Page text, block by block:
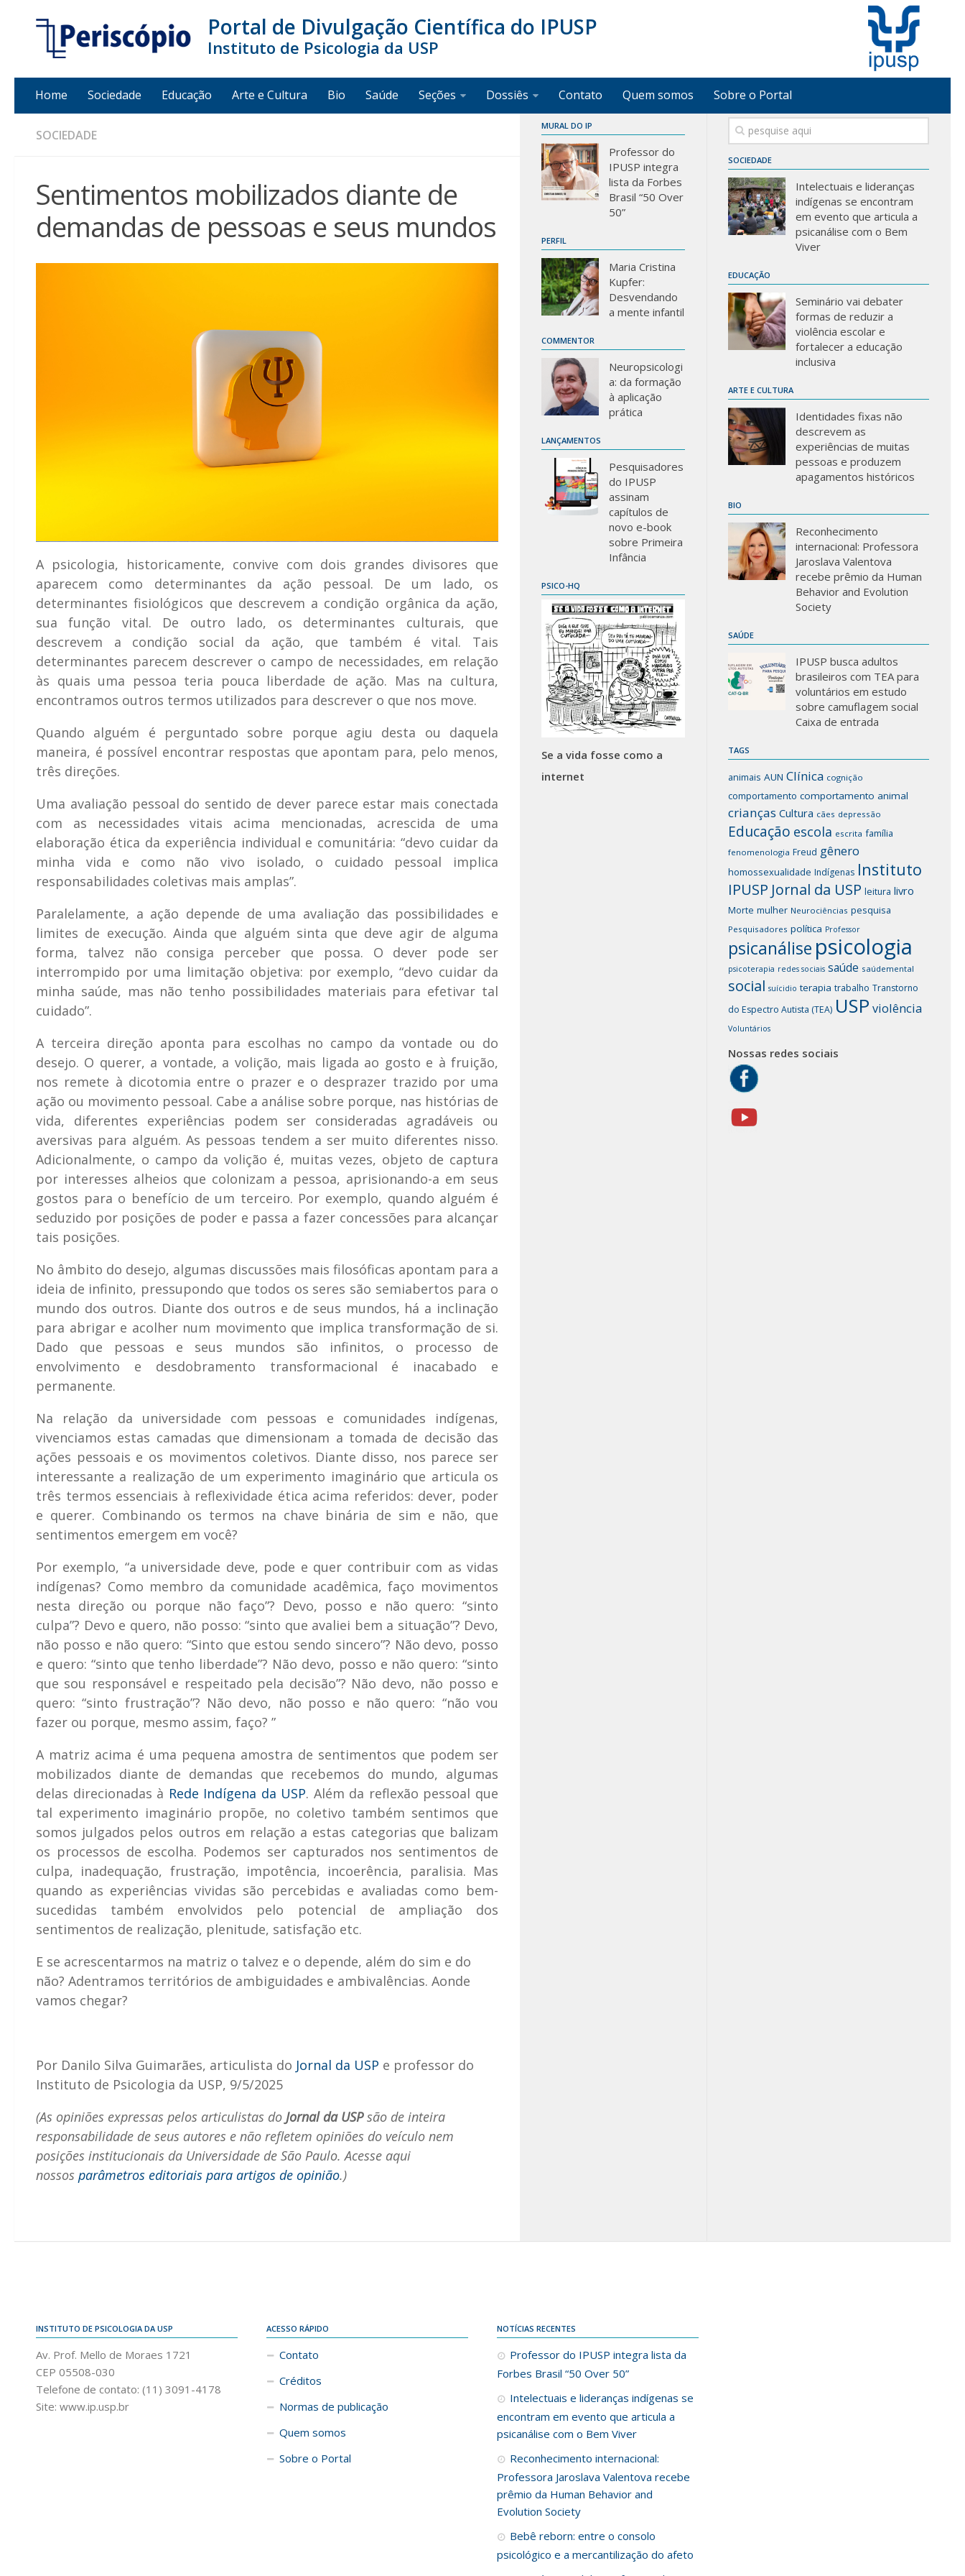
Portal de Divulgação Científica do IPUSP
Instituto de Psicologia da USP
Home Sociedade Educação Arte e Cultura Bio Saúde Seções Dossiês Contato Quem somos Sobre o Portal
SOCIEDADE
Sentimentos mobilizados diante de
demandas de pessoas e seus mundos
A psicologia, historicamente, convive com dois grandes divisores que
aparecem como determinantes da ação pessoal. De um lado, os
determinantes fisiológicos que descrevem a condição orgânica da ação,
sua função vital. De outro lado, os determinantes culturais, que
descrevem a condição social da ação, que também é vital. Tais
determinantes parecem descrever o campo de necessidades, em relação
às quais uma pessoa teria pouca liberdade de ação. Mas na cultura,
encontramos outros termos utilizados para descrever o que nos move.
Quando alguém é perguntado sobre porque agiu desta ou daquela
maneira, é possível encontrar respostas que apontam para, pelo menos,
três direções.
Uma avaliação pessoal do sentido de dever parece estar mais conectada
com as necessidades vitais acima mencionadas, acrescida de uma
elaboração ética da experiência individual e comunitária: “devo cuidar da
minha vida e como não vivo isolado, o cuidado pessoal implica
responsabilidades coletivas mais amplas”.
Paralelamente, a ação depende de uma avaliação das possibilidades e
limites de execução. Ainda que alguém sinta que deve agir de alguma
forma, talvez não consiga perceber que possa. O dever pode ser
interrompido por uma limitação objetiva: por exemplo, “devo cuidar da
minha saúde, mas não tenho possibilidades materiais para efetivar tal
cuidado”.
A terceira direção aponta para escolhas no campo da vontade ou do
desejo. O querer, a vontade, a volição, mais ligada ao gosto e à fruição,
nos remete à dicotomia entre o prazer e o desprazer trazido por uma
ação ou movimento pessoal. Cabe a análise sobre porque, nas histórias de
vida, diferentes experiências podem ser consideradas agradáveis ou
aversivas para alguém. As pessoas tendem a ser muito diferentes nisso.
Adicionalmente, o campo da volição é, muitas vezes, objeto de captura
por interesses alheios que colonizam a pessoa, aprisionando-a em seus
gostos para o benefício de um terceiro. Por exemplo, quando alguém é
seduzido por posições de poder e passa a fazer concessões para alcançar
tais posições.
No âmbito do desejo, algumas discussões mais filosóficas apontam para a
ideia de infinito, pressupondo que todos os seres são semiabertos para o
mundo dos outros. Diante dos outros e de seus mundos, há a inclinação
para abrigar e acolher num movimento que implica transformação de si.
Dado que pessoas e seus mundos são infinitos, o processo de
envolvimento e desdobramento transformacional é inacabado e
permanente.
Na relação da universidade com pessoas e comunidades indígenas,
vivenciamos estas camadas que dimensionam a tomada de decisão das
ações pessoais e os movimentos coletivos. Diante disso, nos parece ser
interessante a realização de um experimento imaginário que articula os
três termos essenciais à reflexividade ética acima referidos: dever, poder
e querer. Combinando os termos na chave binária de sim e não, que
sentimentos emergem em você?
Por exemplo, “a universidade deve, pode e quer contribuir com as vidas
indígenas? Como membro da comunidade acadêmica, faço movimentos
nesta direção ou porque não faço”? Devo, posso e não quero: “sinto
culpa”? Devo e quero, não posso: “sinto que avaliei bem a situação”? Devo,
não posso e não quero: “Sinto que estou sendo sincero”? Não devo, posso
e quero: “sinto que tenho liberdade”? Não devo, posso e não quero: “sinto
que sou responsável e respeitado pela decisão”? Não devo, não posso e
quero: “sinto frustração”? Não devo, não posso e não quero: “não vou
fazer ou porque, mesmo assim, faço? ”
A matriz acima é uma pequena amostra de sentimentos que podem ser
mobilizados diante de demandas que recebemos do mundo, algumas
delas direcionadas à Rede Indígena da USP. Além da reflexão pessoal que
tal experimento imaginário propõe, no coletivo também sentimos que
somos julgados pelos outros em relação a estas categorias que balizam
os processos de escolha. Podemos ser capturados nos sentimentos de
culpa, inadequação, frustração, impotência, incoerência, paralisia. Mas
quando as experiências vividas são percebidas e avaliadas como bem-
sucedidas também envolvidos pelo potencial de ampliação dos
sentimentos de realização, plenitude, satisfação etc.
E se acrescentarmos na matriz o talvez e o depende, além do sim e do
não? Adentramos territórios de ambiguidades e ambivalências. Aonde
vamos chegar?
Por Danilo Silva Guimarães, articulista do Jornal da USP e professor do
Instituto de Psicologia da USP, 9/5/2025
(As opiniões expressas pelos articulistas do Jornal da USPsão de inteira
responsabilidade de seus autores e não refletem opiniões do veículo nem
posições institucionais da Universidade de São Paulo. Acesse aqui
nossos parâmetros editoriais para artigos de opinião.)
SOCIEDADE
Intelectuais e lideranças
indígenas se encontram
em evento que articula a
psicanálise com o Bem
Viver
EDUCAÇÃO
Seminário vai debater
formas de reduzir a
violência escolar e
fortalecer a educação
inclusiva
ARTE E CULTURA
Identidades fixas não
descrevem as
experiências de muitas
pessoas e produzem
apagamentos históricos
BIO
Reconhecimento
internacional: Professora
Jaroslava Valentova
recebe prêmio da Human
Behavior and Evolution
Society
SAÚDE
IPUSP busca adultos
brasileiros com TEA para
voluntários em estudo
sobre camuflagem social
Caixa de entrada
TAGS
animais AUN Clínica cognição
comportamento comportamento animal
crianças Cultura cães depressão
Educação escola escrita família
fenomenologia Freud gênero
homossexualidade Indígenas Instituto
IPUSP Jornal da USP leitura livro
Morte mulher Neurociências pesquisa
Pesquisadores política Professor
psicanálise psicologia
psicoterapia redes sociais saúde saúdemental
social suícidio terapia trabalho Transtorno
do Espectro Autista (TEA) USP violência
Voluntários
Nossas redes sociais
MURAL DO IP
Professor do
IPUSP integra
lista da Forbes
Brasil “50 Over
50”
PERFIL
Maria Cristina
Kupfer:
Desvendando
a mente infantil
COMMENTOR
Neuropsicologi
a: da formação
à aplicação
prática
LANÇAMENTOS
Pesquisadores
do IPUSP
assinam
capítulos de
novo e-book
sobre Primeira
Infância
PSICO-HQ
Se a vida fosse como a
internet
INSTITUTO DE PSICOLOGIA DA USP
Av. Prof. Mello de Moraes 1721
CEP 05508-030
Telefone de contato: (11) 3091-4178
Site: www.ip.usp.br
ACESSO RÁPIDO
Contato
Créditos
Normas de publicação
Quem somos
Sobre o Portal
NOTÍCIAS RECENTES
Professor do IPUSP integra lista da
Forbes Brasil “50 Over 50”
Intelectuais e lideranças indígenas se
encontram em evento que articula a
psicanálise com o Bem Viver
Reconhecimento internacional:
Professora Jaroslava Valentova recebe
prêmio da Human Behavior and
Evolution Society
Bebê reborn: entre o consolo
psicológico e a mercantilização do afeto